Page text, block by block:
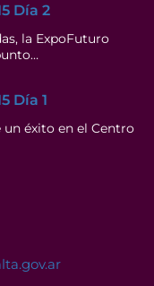
Día 2
la ExpoFuturo
Día 1
un éxito en el Centro